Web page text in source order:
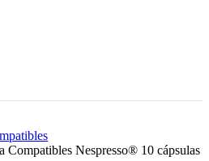
Compatibles Nespresso® 10 cápsulas